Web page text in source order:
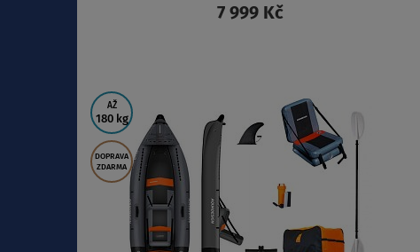
7 999 Kč
AŽ
180 kg
DOPRAVA
ZDARMA